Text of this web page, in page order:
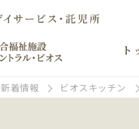
ト
新着情報 ビオスキッチン